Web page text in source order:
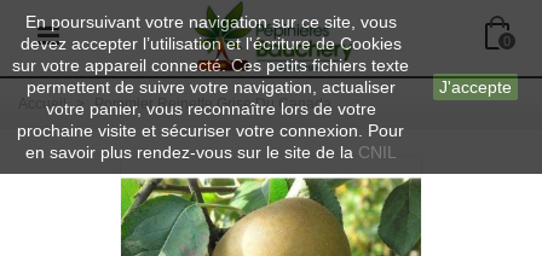
En poursuivant votre navigation sur ce site, vous
devez accepter l’utilisation et l'écriture de Cookies
sur votre appareil connecté. Ces petits fichiers texte
permettent de suivre votre navigation, actualiser
votre panier, vous reconnaître lors de votre
prochaine visite et sécuriser votre connexion. Pour
en savoir plus rendez-vous sur le site de la CNIL
J'accepte
0
Accueil > Pommier Reinette Grise Du Canada